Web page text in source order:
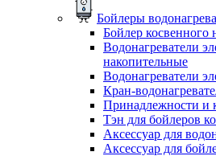
Бойлеры
Бойлер косвенного
Водонагреватели
накопительные
Водонагреватели
Кран-
Принадлежности и
Тэн для бойлеров
Аксессуар для
Аксессуар для